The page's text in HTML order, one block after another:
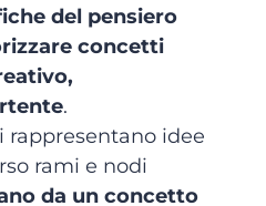
del pensiero
concetti
.
idee
rami e nodi
da un concetto